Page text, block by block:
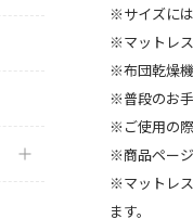
※サイズに
※マットレ
※布団乾燥
※普段のお
※ご使用の
※商品ペー
※マットレ
ます。